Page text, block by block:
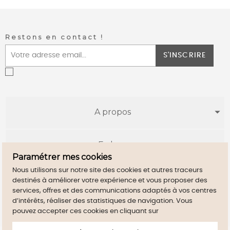
Restons en contact !
S'INSCRIRE
A propos
E-shop
Infos utiles
Paramétrer mes cookies
Nous utilisons sur notre site des cookies et autres traceurs
destinés à améliorer votre expérience et vous proposer des
services, offres et des communications adaptés à vos centres
d’intérêts, réaliser des statistiques de navigation. Vous
pouvez accepter ces cookies en cliquant sur